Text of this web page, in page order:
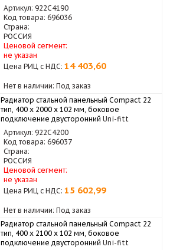
Артикул: 922C4190
Код товара: 696036
Страна:
РОССИЯ
Ценовой сегмент:
не указан
Цена РИЦ с НДС: 14 403,60
Нет в наличии: Под заказ
Радиатор стальной панельный Compact 22
тип, 400 х 2000 x 102 мм, боковое
подключение двусторонний Uni-fitt
Артикул: 922C4200
Код товара: 696037
Страна:
РОССИЯ
Ценовой сегмент:
не указан
Цена РИЦ с НДС: 15 602,99
Нет в наличии: Под заказ
Радиатор стальной панельный Compact 22
тип, 400 х 2100 x 102 мм, боковое
подключение двусторонний Uni-fitt